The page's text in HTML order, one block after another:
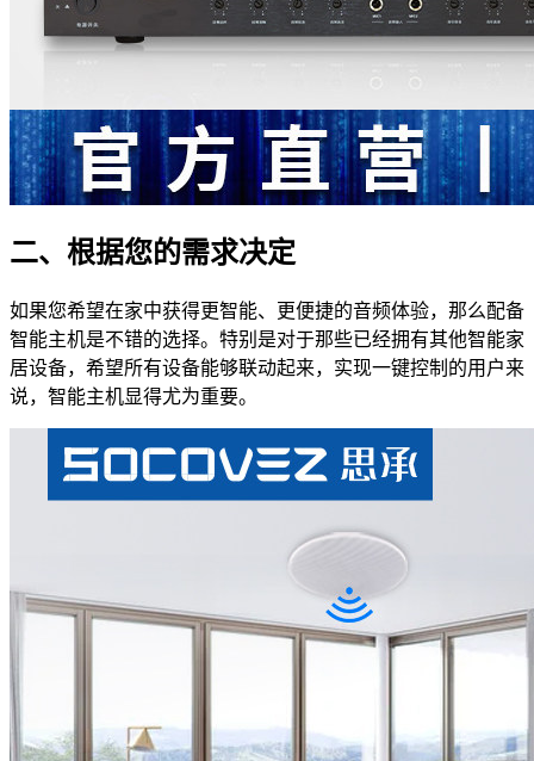
二、根据您的需求决定
如果您希望在家中获得更智能、更便捷的音频体验，那么配备
智能主机是不错的选择。特别是对于那些已经拥有其他智能家
居设备，希望所有设备能够联动起来，实现一键控制的用户来
说，智能主机显得尤为重要。